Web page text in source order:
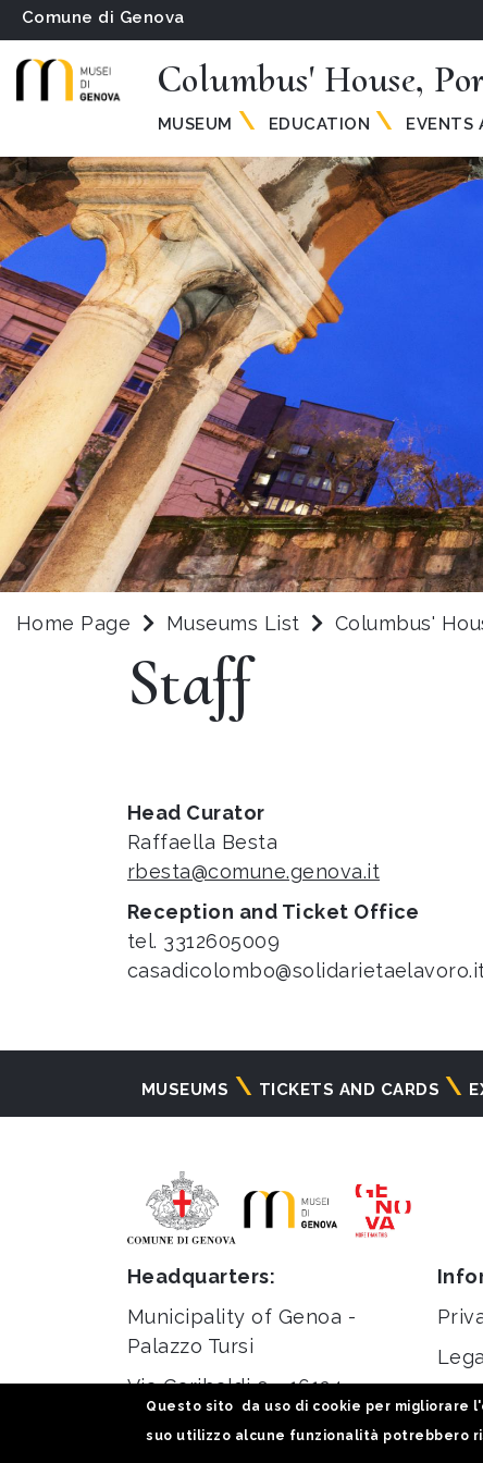
Comune di Genova
Columbus' House,
MUSEUM EDUCATION EVENTS
Home Page Museums List Columbus'
Staff
Head Curator
Raffaella Besta
rbesta@comune.genova.it
Reception and Ticket Office
tel. 3312605009
Navigazione
MUSEUMS TICKETS AND CARDS
Headquarters:
Municipality of Genoa -
Palazzo Tursi
Via Garibaldi 9 - 16124
Genoa
Questo sito da uso di cookie per
suo utilizzo alcune funzionalità potrebbero